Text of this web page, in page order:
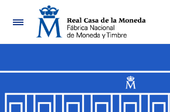
Navegación